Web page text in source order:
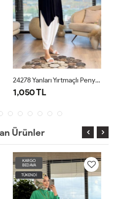
Çizgili Tunik Siyah
1,550 TL
Ürünler
KARGO
BEDAVA